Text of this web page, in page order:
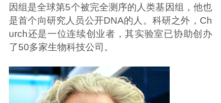
因组是全球第5个被完全测序的人类基因组，他也
是首个向研究人员公开DNA的人。科研之外，Ch
urch还是一位连续创业者，其实验室已协助创办
了50多家生物科技公司。